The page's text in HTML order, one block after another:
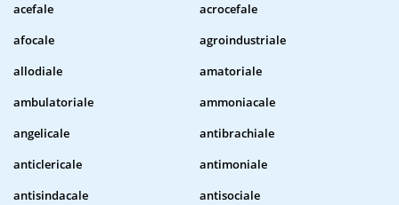
acefale
acrocefale
afocale
agroindustriale
allodiale
amatoriale
ambulatoriale
ammoniacale
angelicale
antibrachiale
anticlericale
antimoniale
antisindacale
antisociale